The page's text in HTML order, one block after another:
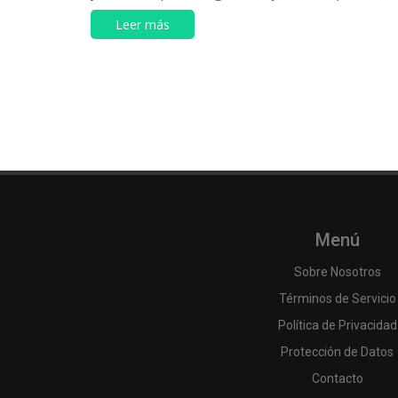
Leer más
Menú
Sobre Nosotros
Términos de Servicio
Política de Privacidad
Protección de Datos
Contacto